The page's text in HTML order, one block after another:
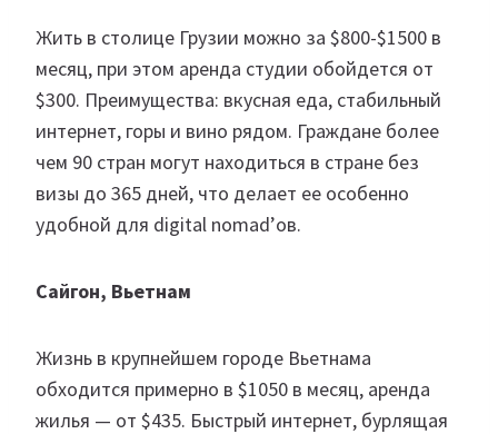
Жить в столице Грузии можно за $800-$1500 в
месяц, при этом аренда студии обойдется от
$300. Преимущества: вкусная еда, стабильный
интернет, горы и вино рядом. Граждане более
чем 90 стран могут находиться в стране без
визы до 365 дней, что делает ее особенно
удобной для digital nomad’ов.
Сайгон, Вьетнам
Жизнь в крупнейшем городе Вьетнама
обходится примерно в $1050 в месяц, аренда
жилья — от $435. Быстрый интернет, бурлящая